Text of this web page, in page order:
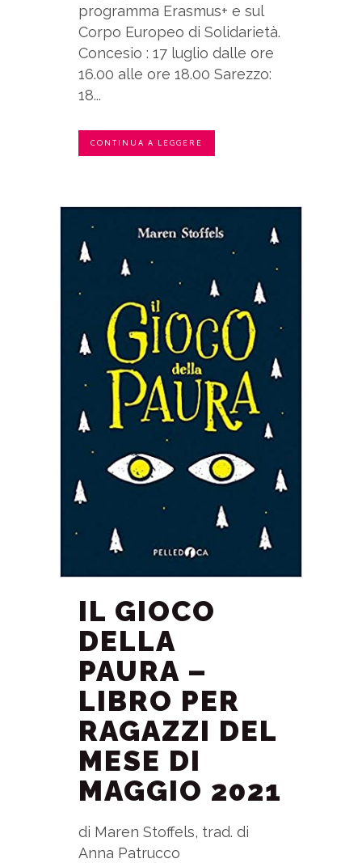
programma Erasmus+ e sul
Corpo Europeo di Solidarietà.
Concesio : 17 luglio dalle ore
16.00 alle ore 18.00 Sarezzo:
18...
CONTINUA A LEGGERE
IL GIOCO
DELLA
PAURA –
LIBRO PER
RAGAZZI DEL
MESE DI
MAGGIO 2021
di Maren Stoffels, trad. di
Anna Patrucco